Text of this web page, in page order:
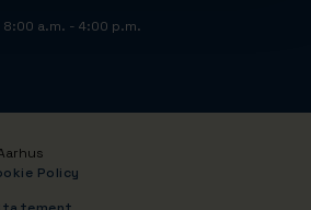
a.m. - 4:00 p.m.
Policy